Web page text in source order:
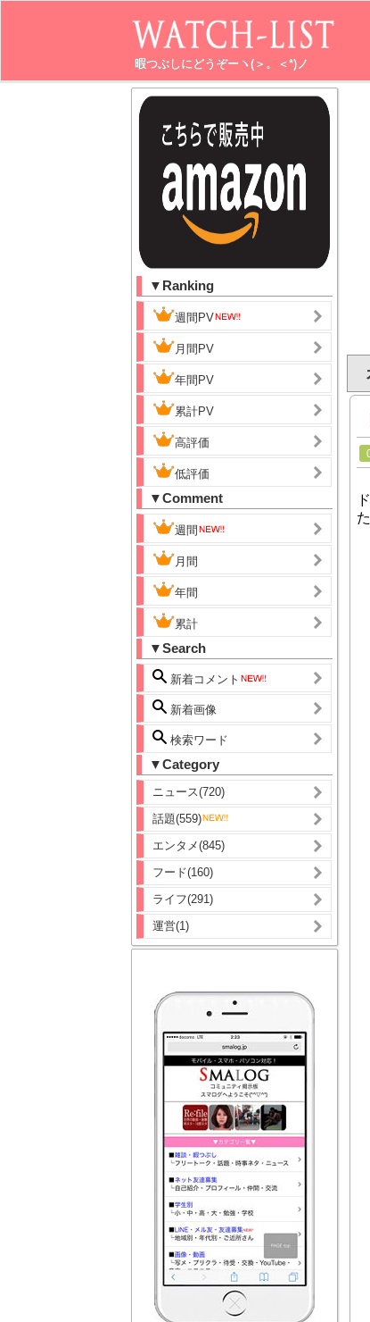
暇つぶしにどうぞーヽ(＞。＜*)ノ
▼Ranking
週間PV
月間PV
年間PV
累計PV
高評価
低評価
▼Comment
週間
月間
年間
累計
▼Search
新着コメント
新着画像
検索ワード
▼Category
ニュース(720)
話題(559)
エンタメ(845)
フード(160)
ライフ(291)
運営(1)